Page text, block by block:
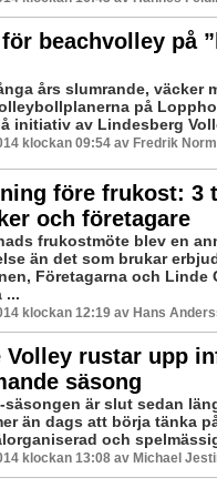
beachvolley på
års slumrande, väcker
på
initiativ av Lindesberg
klockan 09:54 av Fredrik
före frukost: 3
och företagare
frukostmöte blev en
än det som brukar
Företagarna och Linde
...
klockan 12:19 av Hans
Volley rustar upp
säsong
säsongen är slut sedan
än dags att börja tänka
och
klockan 13:08 av Michael